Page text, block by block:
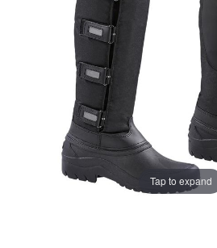
Tap to expand